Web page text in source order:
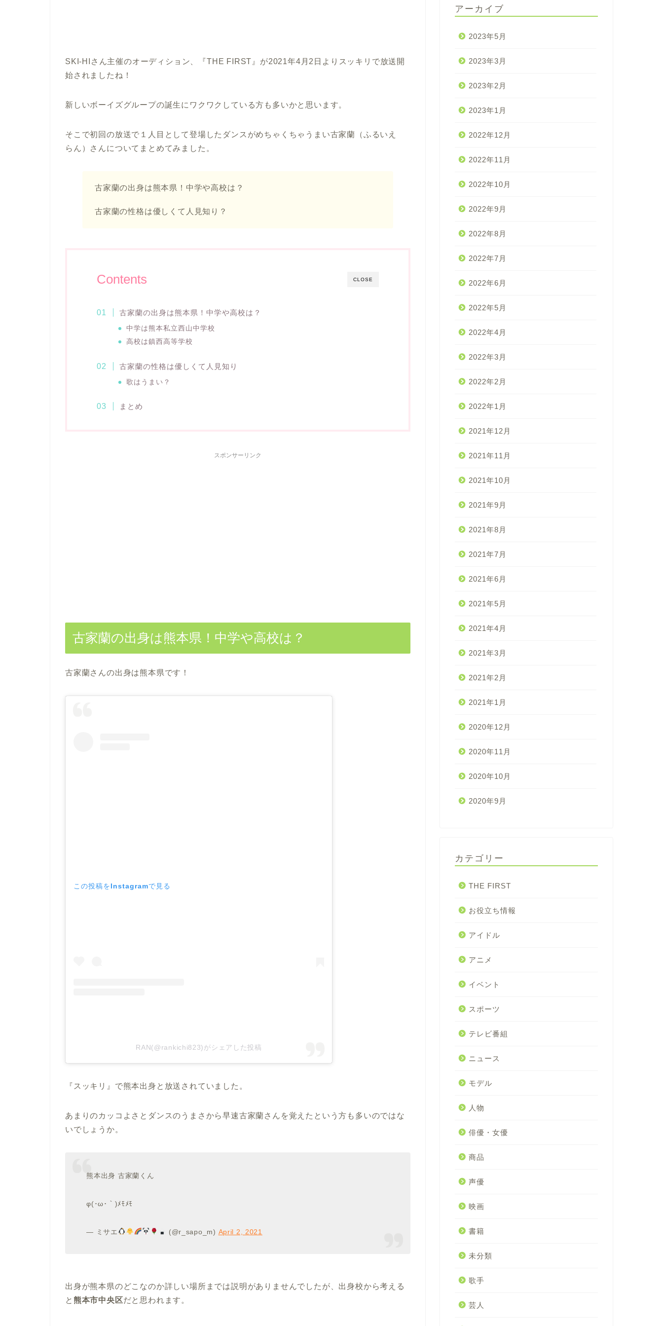
SKI-HIさん主催のオーディション、『THE FIRST』が2021年4月2日よりスッキリで放送開
始されましたね！
新しいボーイズグループの誕生にワクワクしている方も多いかと思います。
そこで初回の放送で１人目として登場したダンスがめちゃくちゃうまい古家蘭（ふるいえ
らん）さんについてまとめてみました。
古家蘭の出身は熊本県！中学や高校は？
古家蘭の性格は優しくて人見知り？
CLOSE
Contents
古家蘭の出身は熊本県！中学や高校は？
中学は熊本私立西山中学校
高校は鎮西高等学校
古家蘭の性格は優しくて人見知り
歌はうまい？
まとめ
スポンサーリンク
古家蘭の出身は熊本県！中学や高校は？
古家蘭さんの出身は熊本県です！
この投稿をInstagramで見る
RAN(@rankichi823)がシェアした投稿
『スッキリ』で熊本出身と放送されていました。
あまりのカッコよさとダンスのうまさから早速古家蘭さんを覚えたという方も多いのではな
いでしょうか。
熊本出身 古家蘭くん
φ(･ω･｀)ﾒﾓﾒﾓ
— ミサエ (@r_sapo_m) April 2, 2021
出身が熊本県のどこなのか詳しい場所までは説明がありませんでしたが、出身校から考える
と 熊本市中央区だと思われます。
アーカイブ
2023年5月
2023年3月
2023年2月
2023年1月
2022年12月
2022年11月
2022年10月
2022年9月
2022年8月
2022年7月
2022年6月
2022年5月
2022年4月
2022年3月
2022年2月
2022年1月
2021年12月
2021年11月
2021年10月
2021年9月
2021年8月
2021年7月
2021年6月
2021年5月
2021年4月
2021年3月
2021年2月
2021年1月
2020年12月
2020年11月
2020年10月
2020年9月
カテゴリー
THE FIRST
お役立ち情報
アイドル
アニメ
イベント
スポーツ
テレビ番組
ニュース
モデル
人物
俳優・女優
商品
声優
映画
書籍
未分類
歌手
芸人